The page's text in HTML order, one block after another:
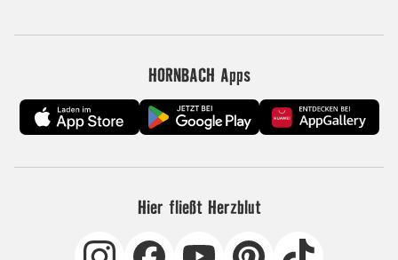
HORNBACH Apps
Hier fließt Herzblut